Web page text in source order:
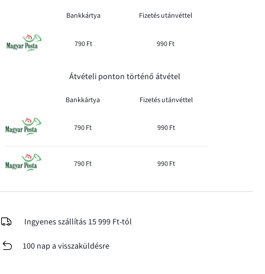
Bankkártya Fizetés utánvéttel
790 Ft 990 Ft
Átvételi ponton történő átvétel
Bankkártya Fizetés utánvéttel
790 Ft 990 Ft
790 Ft 990 Ft
Ingyenes szállítás 15 999 Ft-tól
100 nap a visszaküldésre